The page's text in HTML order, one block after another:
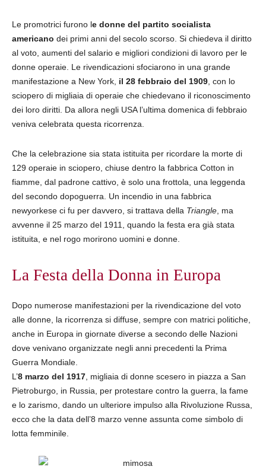
Le promotrici furono le donne del partito socialista
americano dei primi anni del secolo scorso. Si chiedeva il diritto
al voto, aumenti del salario e migliori condizioni di lavoro per le
donne operaie. Le rivendicazioni sfociarono in una grande
manifestazione a New York, il 28 febbraio del 1909 , con lo
sciopero di migliaia di operaie che chiedevano il riconoscimento
dei loro diritti. Da allora negli USA l’ultima domenica di febbraio
veniva celebrata questa ricorrenza.
Che la celebrazione sia stata istituita per ricordare la morte di
129 operaie in sciopero, chiuse dentro la fabbrica Cotton in
fiamme, dal padrone cattivo, è solo una frottola, una leggenda
del secondo dopoguerra. Un incendio in una fabbrica
newyorkese ci fu per davvero, si trattava della Triangle , ma
avvenne il 25 marzo del 1911, quando la festa era già stata
istituita, e nel rogo morirono uomini e donne.
La Festa della Donna in Europa
Dopo numerose manifestazioni per la rivendicazione del voto
alle donne, la ricorrenza si diffuse, sempre con matrici politiche,
anche in Europa in giornate diverse a secondo delle Nazioni
dove venivano organizzate negli anni precedenti la Prima
Guerra Mondiale.
L’8 marzo del 1917 , migliaia di donne scesero in piazza a San
Pietroburgo, in Russia, per protestare contro la guerra, la fame
e lo zarismo, dando un ulteriore impulso alla Rivoluzione Russa,
ecco che la data dell’8 marzo venne assunta come simbolo di
lotta femminile.